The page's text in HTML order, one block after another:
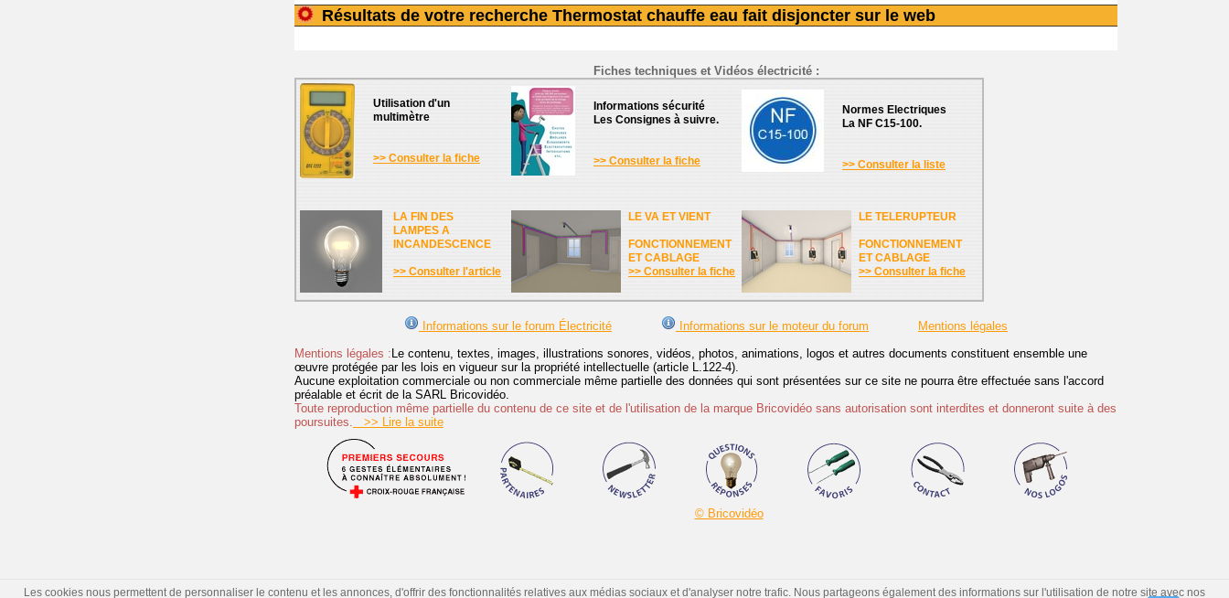
Résultats de votre recherche Thermostat chauffe eau fait disjoncter sur le web
Fiches techniques et Vidéos électricité :
Utilisation d'un
multimètre
>> Consulter la fiche
Informations sécurité
Les Consignes à suivre.
>> Consulter la fiche
Normes Electriques
La NF C15-100.
>> Consulter la liste
LA FIN DES
LAMPES A
INCANDESCENCE
>> Consulter l'article
LE VA ET VIENT
FONCTIONNEMENT
ET CABLAGE
>> Consulter la fiche
LE TELERUPTEUR
FONCTIONNEMENT
ET CABLAGE
>> Consulter la fiche
Informations sur le forum Électricité Informations sur le moteur du forum
Mentions légales
Mentions légales :Le contenu, textes, images, illustrations sonores, vidéos, photos, animations, logos et autres documents constituent ensemble une
œuvre protégée par les lois en vigueur sur la propriété intellectuelle (article L.122-4).
Aucune exploitation commerciale ou non commerciale même partielle des données qui sont présentées sur ce site ne pourra être effectuée sans l'accord
préalable et écrit de la SARL Bricovidéo.
Toute reproduction même partielle du contenu de ce site et de l'utilisation de la marque Bricovidéo sans autorisation sont interdites et donneront suite à des
poursuites.
>> Lire la suite
© Bricovidéo
Les cookies nous permettent de personnaliser le contenu et les annonces, d'offrir des fonctionnalités relatives aux médias sociaux et d'analyser notre trafic. Nous partageons également des informations sur l'utilisation de notre site avec nos